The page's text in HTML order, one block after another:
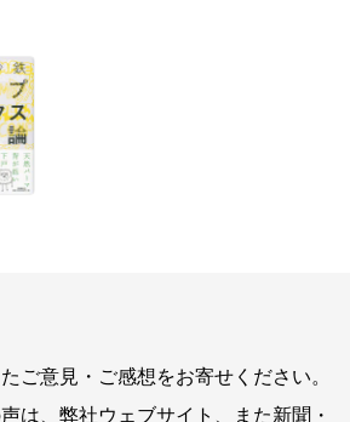
ご意見・ご感想をお寄せください。
は、弊社ウェブサイト、また新聞・